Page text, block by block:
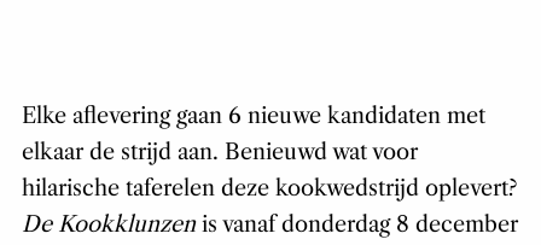
Elke aflevering gaan 6 nieuwe kandidaten met
elkaar de strijd aan. Benieuwd wat voor
hilarische taferelen deze kookwedstrijd oplevert?
De Kookklunzenis vanaf donderdag 8 december